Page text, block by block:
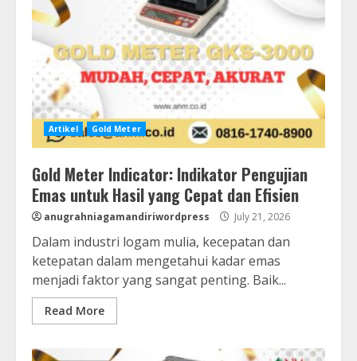
Artikel Gold Meter
Gold Meter Indicator: Indikator Pengujian
Emas untuk Hasil yang Cepat dan Efisien
anugrahniagamandiriwordpress July 21, 2026
Dalam industri logam mulia, kecepatan dan
ketepatan dalam mengetahui kadar emas
menjadi faktor yang sangat penting. Baik...
Read More